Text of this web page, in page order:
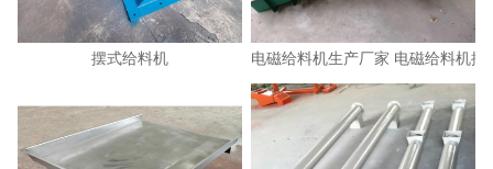
摆式给料机 电磁给料机生产厂家 电磁给料机控